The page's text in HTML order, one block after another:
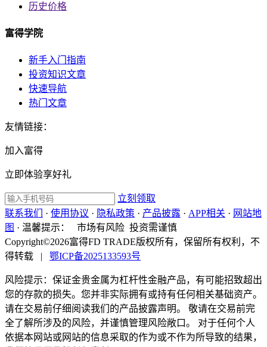
历史价格
富得学院
新手入门指南
投资知识文章
快速导航
热门文章
友情链接：
加入富得
立即体验享好礼
立刻领取
联系我们
· 使用协议 · 隐私政策 · 产品披露 · APP相关 · 网站地
图 · 温馨提示：
市场有风险 投资需谨慎
Copyright©2026富得FD TRADE版权所有，保留所有权利，不
得转载
| 鄂ICP备2025133593号
风险提示：保证金贵金属为杠杆性金融产品，有可能招致超出
您的存款的损失。您并非实际拥有或持有任何相关基础资产。
请在交易前仔细阅读我们的产品披露声明。 敬请在交易前完
全了解所涉及的风险，并谨慎管理风险敞口。 对于任何个人
依据本网站或网站的信息采取的作为或不作为所导致的结果，